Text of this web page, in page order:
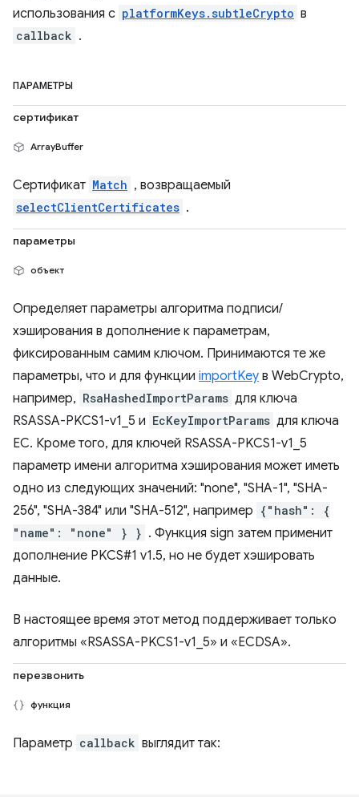
использования с platformKeys.subtleCrypto в
callback .
ПАРАМЕТРЫ
сертификат
ArrayBuffer
Сертификат Match , возвращаемый
selectClientCertificates .
параметры
объект
Определяет параметры алгоритма подписи/
хэширования в дополнение к параметрам,
фиксированным самим ключом. Принимаются те же
параметры, что и для функции importKey в WebCrypto,
например, RsaHashedImportParams для ключа
RSASSA-PKCS1-v1_5 и EcKeyImportParams для ключа
EC. Кроме того, для ключей RSASSA-PKCS1-v1_5
параметр имени алгоритма хэширования может иметь
одно из следующих значений: "none", "SHA-1", "SHA-
256", "SHA-384" или "SHA-512", например {"hash": {
"name": "none" } } . Функция sign затем применит
дополнение PKCS#1 v1.5, но не будет хэшировать
данные.
В настоящее время этот метод поддерживает только
алгоритмы «RSASSA-PKCS1-v1_5» и «ECDSA».
перезвонить
функция
Параметр callback выглядит так: